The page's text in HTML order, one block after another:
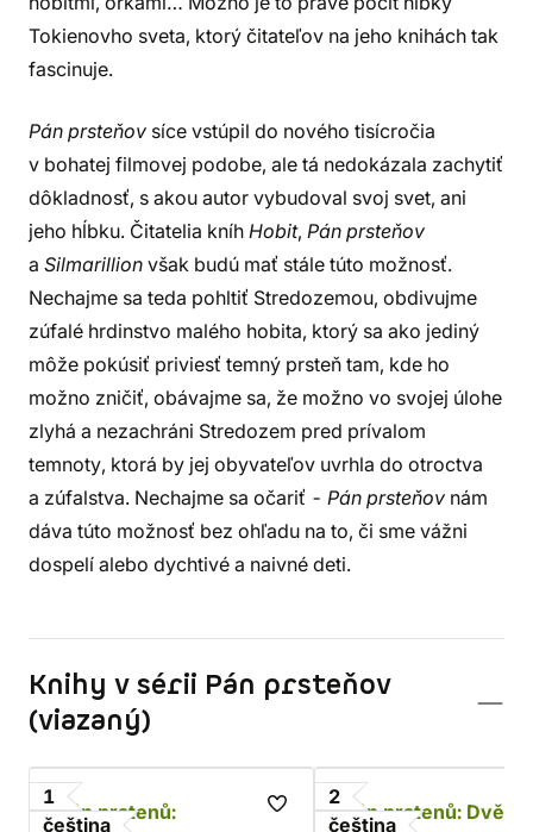
Tokienovho sveta, ktorý čitateľov na jeho knihách tak
fascinuje.
Pán prsteňov síce vstúpil do nového tisícročia
v bohatej filmovej podobe, ale tá nedokázala zachytiť
dôkladnosť, s akou autor vybudoval svoj svet, ani
jeho hĺbku. Čitatelia kníh Hobit, Pán prsteňov
a Silmarillion však budú mať stále túto možnosť.
Nechajme sa teda pohltiť Stredozemou, obdivujme
zúfalé hrdinstvo malého hobita, ktorý sa ako jediný
môže pokúsiť priviesť temný prsteň tam, kde ho
možno zničiť, obávajme sa, že možno vo svojej úlohe
zlyhá a nezachráni Stredozem pred prívalom
temnoty, ktorá by jej obyvateľov uvrhla do otroctva
a zúfalstva. Nechajme sa očariť - Pán prsteňov nám
dáva túto možnosť bez ohľadu na to, či sme vážni
dospelí alebo dychtivé a naivné deti.
Knihy v sérii Pán prsteňov
(viazaný)
1
čeština
Pán prstenů:
2
čeština
Pán prstenů: Dvě